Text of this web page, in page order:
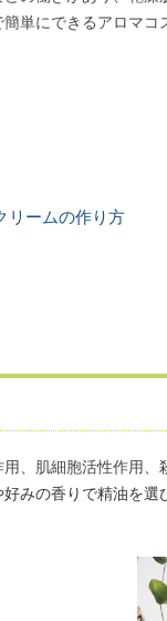
簡単にできるアロマコ
リームの作り方
、肌細胞活性作用、
好みの香りで精油を